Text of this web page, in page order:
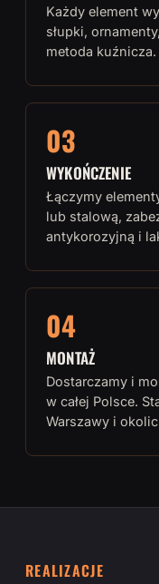
Każdy element
słupki,
metoda kuźnicza.
03
WYKOŃCZENIE
Łączymy
lub stalową,
antykorozyjną i
04
MONTAŻ
Dostarczamy i
w całej Polsce.
Warszawy i
REALIZACJE